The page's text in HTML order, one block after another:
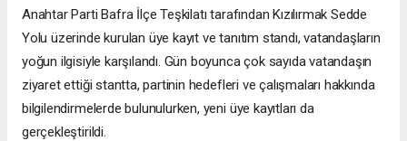
Anahtar Parti Bafra İlçe Teşkilatı tarafından Kızılırmak Sedde
Yolu üzerinde kurulan üye kayıt ve tanıtım standı, vatandaşların
yoğun ilgisiyle karşılandı. Gün boyunca çok sayıda vatandaşın
ziyaret ettiği stantta, partinin hedefleri ve çalışmaları hakkında
bilgilendirmelerde bulunulurken, yeni üye kayıtları da
gerçekleştirildi.